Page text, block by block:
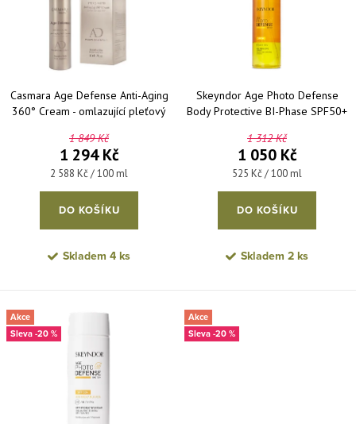
Abecedně
Casmara Age Defense Anti-Aging
360° Cream - omlazující pleťový
1 849 Kč
1 294 Kč
Měrná cena:
2 588 Kč / 100 ml
DO KOŠÍKU
Skladem 4 ks
Skeyndor Age Photo Defense
Body Protective BI-Phase SPF50+
opalování s vysokou ochranou
200 ml
1 312 Kč
1 050 Kč
Měrná cena:
525 Kč / 100 ml
DO KOŠÍKU
Skladem 2 ks
Akce
-20 %
Akce
-20 %